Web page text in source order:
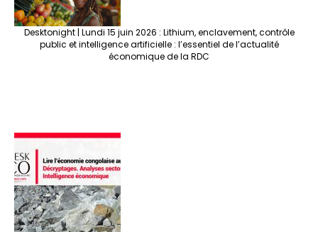
Desktonight | Lundi 15 juin 2026 : Lithium, enclavement, contrôle
public et intelligence artificielle : l’essentiel de l’actualité
économique de la RDC